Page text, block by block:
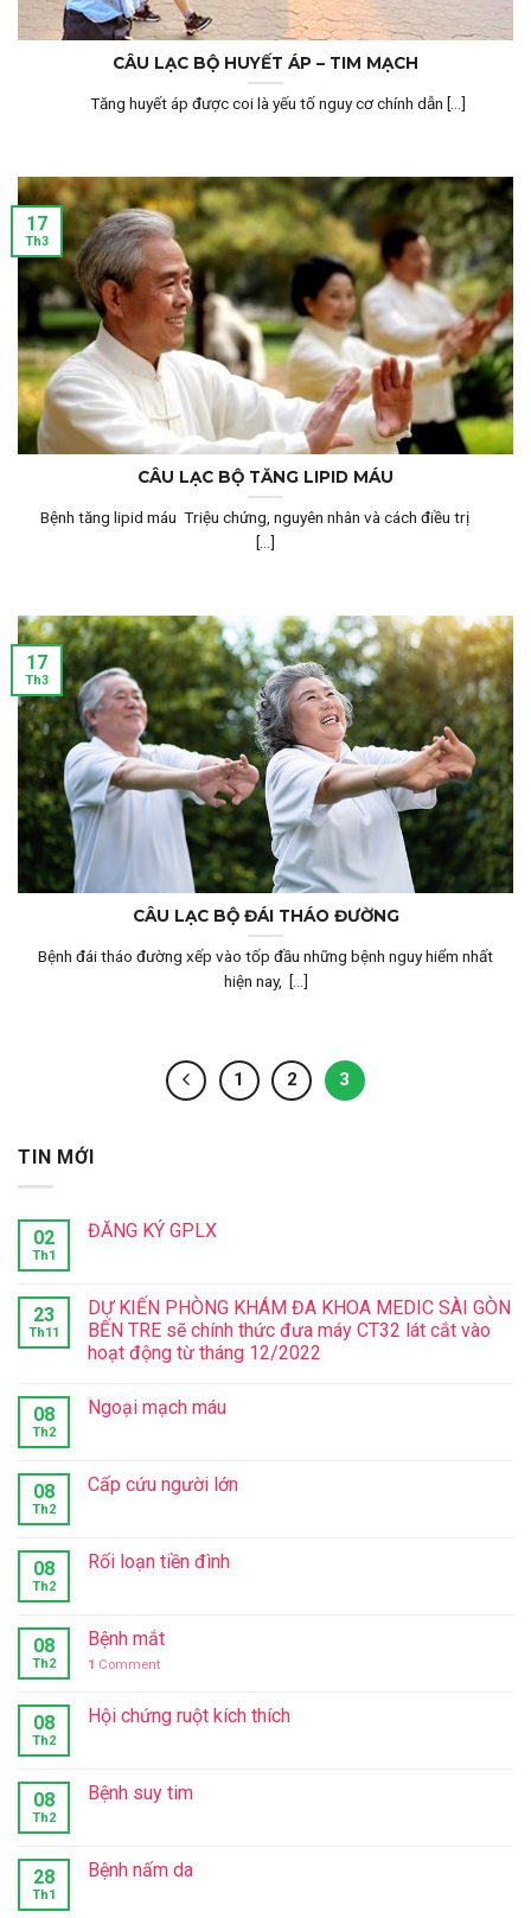
CÂU LẠC BỘ HUYẾT ÁP – TIM MẠCH
Tăng huyết áp được coi là yếu tố nguy cơ chính dẫn [...]
CÂU LẠC BỘ TĂNG LIPID MÁU
Bệnh tăng lipid máu Triệu chứng, nguyên nhân và cách điều trị
[...]
17
Th3
CÂU LẠC BỘ ĐÁI THÁO ĐƯỜNG
Bệnh đái tháo đường xếp vào tốp đầu những bệnh nguy hiểm nhất
hiện nay, [...]
17
Th3
1 2 3
TIN MỚI
02
Th1
ĐĂNG KÝ GPLX
23
Th11
DỰ KIẾN PHÒNG KHÁM ĐA KHOA MEDIC SÀI GÒN
BẾN TRE sẽ chính thức đưa máy CT32 lát cắt vào
hoạt động từ tháng 12/2022
08
Th2
Ngoại mạch máu
08
Th2
Cấp cứu người lớn
08
Th2
Rối loạn tiền đình
08
Th2
Bệnh mắt
1 Comment
08
Th2
Hội chứng ruột kích thích
08
Th2
Bệnh suy tim
28
Th1
Bệnh nấm da